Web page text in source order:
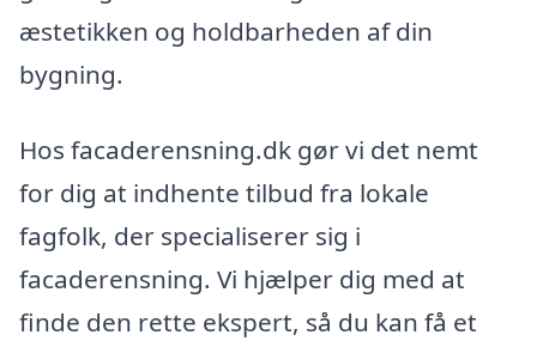
æstetikken og holdbarheden af din
bygning.
Hos facaderensning.dk gør vi det nemt
for dig at indhente tilbud fra lokale
fagfolk, der specialiserer sig i
facaderensning. Vi hjælper dig med at
finde den rette ekspert, så du kan få et